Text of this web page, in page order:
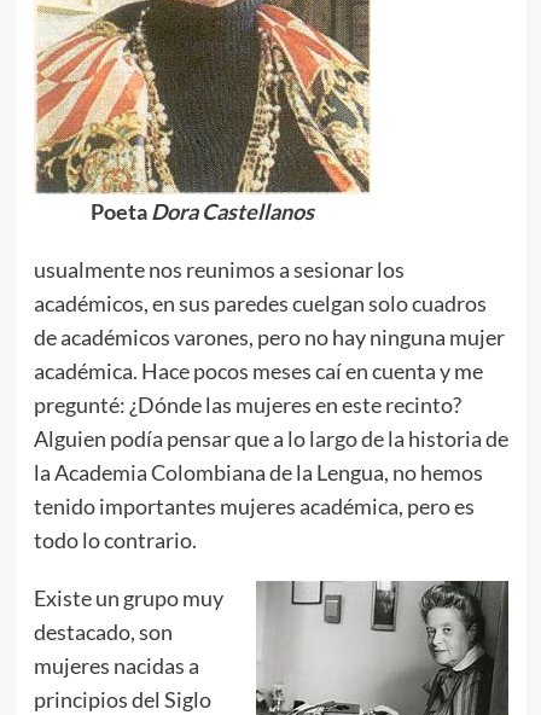
PoetaDora Castellanos
usualmente nos reunimos a sesionar los
académicos, en sus paredes cuelgan solo cuadros
de académicos varones, pero no hay ninguna mujer
académica. Hace pocos meses caí en cuenta y me
pregunté: ¿Dónde las mujeres en este recinto?
Alguien podía pensar que a lo largo de la historia de
la Academia Colombiana de la Lengua, no hemos
tenido importantes mujeres académica, pero es
todo lo contrario.
Existe un grupo muy
destacado, son
mujeres nacidas a
principios del Siglo